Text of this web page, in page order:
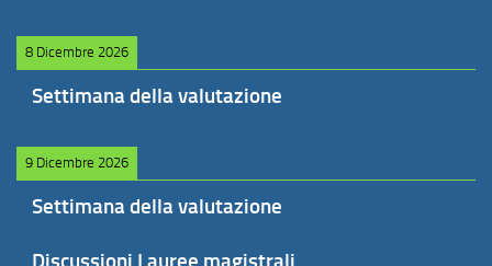
8 Dicembre 2026
Settimana della valutazione
9 Dicembre 2026
Settimana della valutazione
Discussioni Lauree magistrali